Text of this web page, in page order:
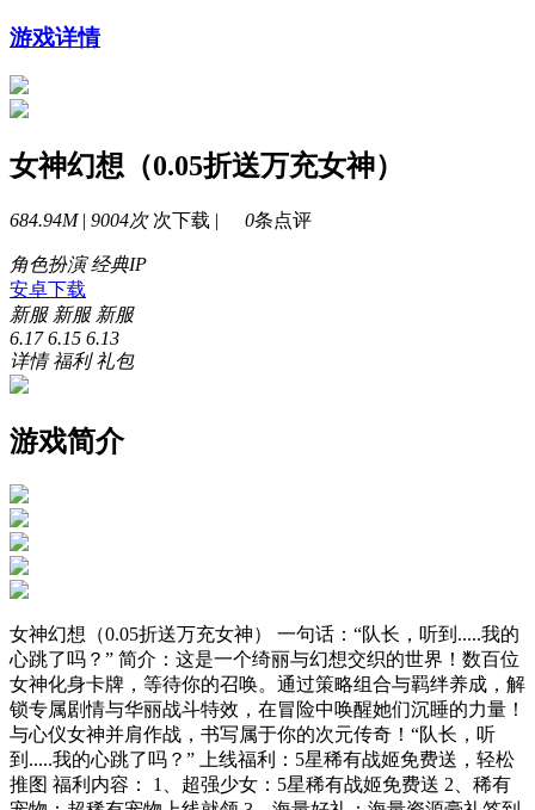
游戏详情
女神幻想（0.05折送万充女神）
684.94M | 9004次 次下载 | 0条点评
角色扮演 经典IP
安卓下载
新服 新服 新服
6.17 6.15 6.13
详情 福利 礼包
游戏简介
女神幻想（0.05折送万充女神） 一句话：“队长，听到.....我的
心跳了吗？” 简介：这是一个绮丽与幻想交织的世界！数百位
女神化身卡牌，等待你的召唤。通过策略组合与羁绊养成，解
锁专属剧情与华丽战斗特效，在冒险中唤醒她们沉睡的力量！
与心仪女神并肩作战，书写属于你的次元传奇！“队长，听
到.....我的心跳了吗？” 上线福利：5星稀有战姬免费送，轻松
推图 福利内容： 1、超强少女：5星稀有战姬免费送 2、稀有